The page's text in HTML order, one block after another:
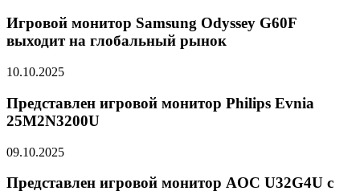
Игровой монитор Samsung Odyssey G60F
выходит на глобальный рынок
10.10.2025
Представлен игровой монитор Philips Evnia
25M2N3200U
09.10.2025
Представлен игровой монитор AOC U32G4U с